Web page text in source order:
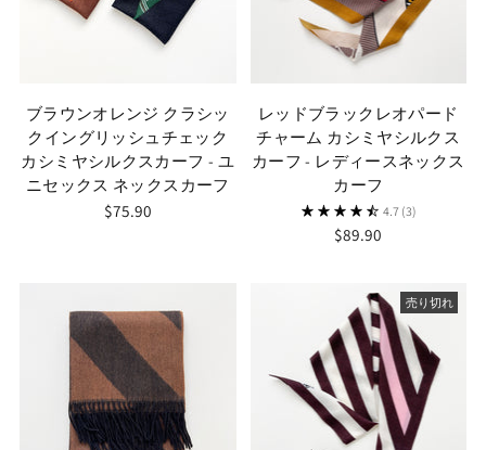
ブラウンオレンジ クラシッ
クイングリッシュチェック
カシミヤシルクスカーフ - ユ
ニセックス ネックスカーフ
$75.90
レッドブラックレオパード
チャーム カシミヤシルクス
カーフ - レディースネックス
カーフ
4.7 (3)
$89.90
売り切れ